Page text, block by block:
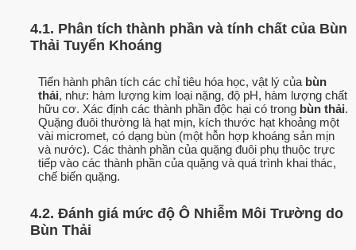
4.1. Phân tích thành phần và tính chất của Bùn
Thải Tuyển Khoáng
Tiến hành phân tích các chỉ tiêu hóa học, vật lý của bùn
thải, như: hàm lượng kim loại nặng, độ pH, hàm lượng chất
hữu cơ. Xác định các thành phần độc hại có trong bùn thải.
Quặng đuôi thường là hạt mịn, kích thước hạt khoảng một
vài micromet, có dạng bùn (một hỗn hợp khoáng sản mịn
và nước). Các thành phần của quặng đuôi phụ thuộc trực
tiếp vào các thành phần của quặng và quá trình khai thác,
chế biến quặng.
4.2. Đánh giá mức độ Ô Nhiễm Môi Trường do
Bùn Thải